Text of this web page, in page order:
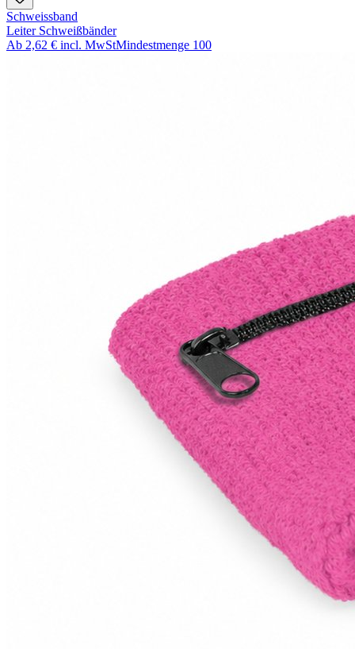
Schweissband
Leiter Schweißbänder
Ab 2,62 € incl. MwStMindestmenge 100